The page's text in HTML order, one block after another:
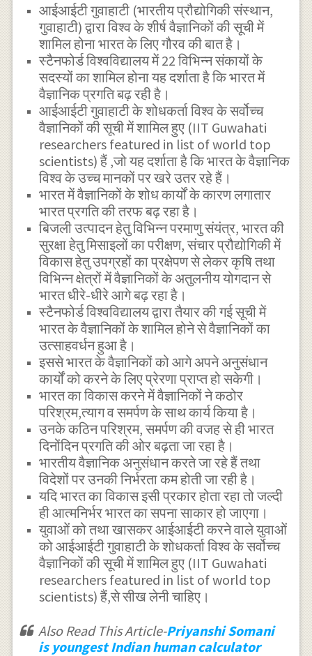
आईआईटी गुवाहाटी (भारतीय प्रौद्योगिकी संस्थान,
गुवाहाटी) द्वारा विश्व के शीर्ष वैज्ञानिकों की सूची में
शामिल होना भारत के लिए गौरव की बात है।
स्टैनफोर्ड विश्वविद्यालय में 22 विभिन्न संकायों के
सदस्यों का शामिल होना यह दर्शाता है कि भारत में
वैज्ञानिक प्रगति बढ़ रही है।
आईआईटी गुवाहाटी के शोधकर्ता विश्व के सर्वोच्च
वैज्ञानिकों की सूची में शामिल हुए (IIT Guwahati
researchers featured in list of world top
scientists) हैं ,जो यह दर्शाता है कि भारत के वैज्ञानिक
विश्व के उच्च मानकों पर खरे उतर रहे हैं।
भारत में वैज्ञानिकों के शोध कार्यों के कारण लगातार
भारत प्रगति की तरफ बढ़ रहा है।
बिजली उत्पादन हेतु विभिन्न परमाणु संयंत्र, भारत की
सुरक्षा हेतु मिसाइलों का परीक्षण, संचार प्रौद्योगिकी में
विकास हेतु उपग्रहों का प्रक्षेपण से लेकर कृषि तथा
विभिन्न क्षेत्रों में वैज्ञानिकों के अतुलनीय योगदान से
भारत धीरे-धीरे आगे बढ़ रहा है।
स्टैनफोर्ड विश्वविद्यालय द्वारा तैयार की गई सूची में
भारत के वैज्ञानिकों के शामिल होने से वैज्ञानिकों का
उत्साहवर्धन हुआ है।
इससे भारत के वैज्ञानिकों को आगे अपने अनुसंधान
कार्यों को करने के लिए प्रेरणा प्राप्त हो सकेगी।
भारत का विकास करने में वैज्ञानिकों ने कठोर
परिश्रम,त्याग व समर्पण के साथ कार्य किया है।
उनके कठिन परिश्रम, समर्पण की वजह से ही भारत
दिनोंदिन प्रगति की ओर बढ़ता जा रहा है।
भारतीय वैज्ञानिक अनुसंधान करते जा रहे हैं तथा
विदेशों पर उनकी निर्भरता कम होती जा रही है।
यदि भारत का विकास इसी प्रकार होता रहा तो जल्दी
ही आत्मनिर्भर भारत का सपना साकार हो जाएगा।
युवाओं को तथा खासकर आईआईटी करने वाले युवाओं
को आईआईटी गुवाहाटी के शोधकर्ता विश्व के सर्वोच्च
वैज्ञानिकों की सूची में शामिल हुए (IIT Guwahati
researchers featured in list of world top
scientists) हैं,से सीख लेनी चाहिए।
Also Read This Article-Priyanshi Somani
is youngest Indian human calculator